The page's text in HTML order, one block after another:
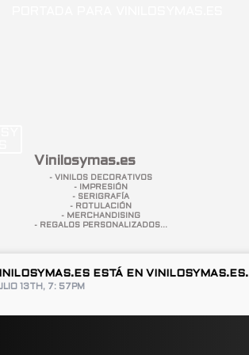
Vinilosymas.es
- VINILOS DECORATIVOS
- IMPRESIÓN
- SERIGRAFÍA
- ROTULACIÓN
- MERCHANDISING
- REGALOS PERSONALIZADOS...
ESTÁ EN VINILOSYMAS.ES.
13TH, 7: 57PM